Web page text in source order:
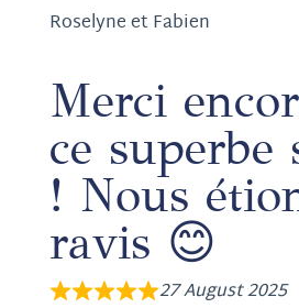
Roselyne et Fabien
Merci
ce superbe
! Nous
ravis 😊
27 August 2025